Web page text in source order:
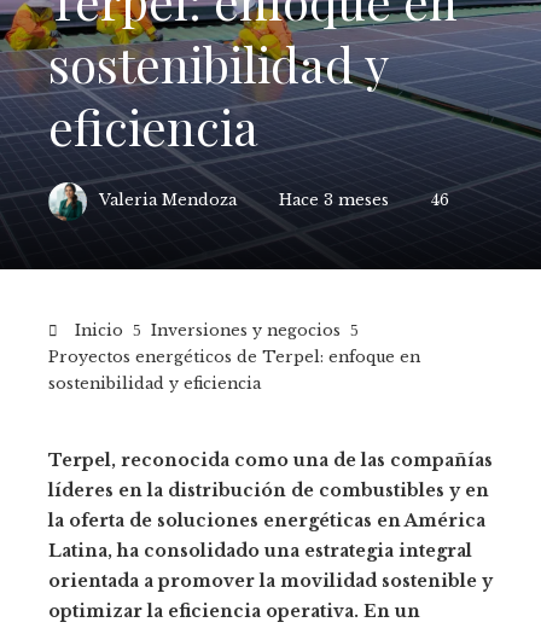
sostenibilidad y
eficiencia
Valeria Mendoza Hace 3 meses 46
Inicio
Inversiones y negocios
Proyectos energéticos de Terpel: enfoque en
sostenibilidad y eficiencia
Terpel, reconocida como una de las compañías
líderes en la distribución de combustibles y en
la oferta de soluciones energéticas en América
Latina, ha consolidado una estrategia integral
orientada a promover la movilidad sostenible y
optimizar la eficiencia operativa. En un